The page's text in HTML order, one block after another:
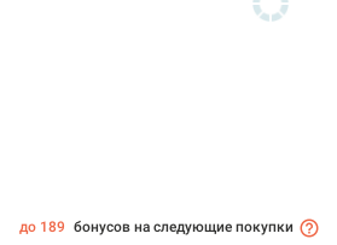
до 189 бонусов на следующие покупки